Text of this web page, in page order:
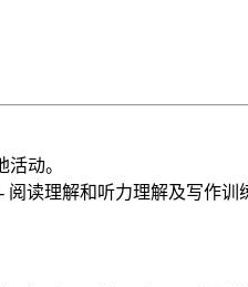
动。
阅读理解和听力理解及写作训